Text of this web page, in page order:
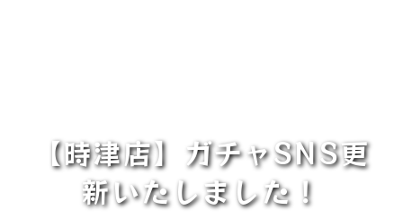
【時津店】ガチャSNS更
新いたしました！